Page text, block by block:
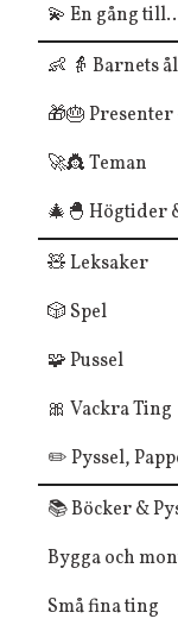
💫 En gång
👶 👵 Barnets
🎁🎂
🚀👸 Teman
🎄🐣 Högtider
🧸 Leksaker
🎲 Spel
🧩 Pussel
🎀 Vackra Ting
✏️ Pyssel,
📚 Böcker &
Bygga och
Små fina ting